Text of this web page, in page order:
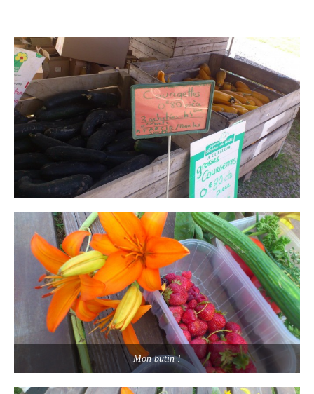
Mon butin !